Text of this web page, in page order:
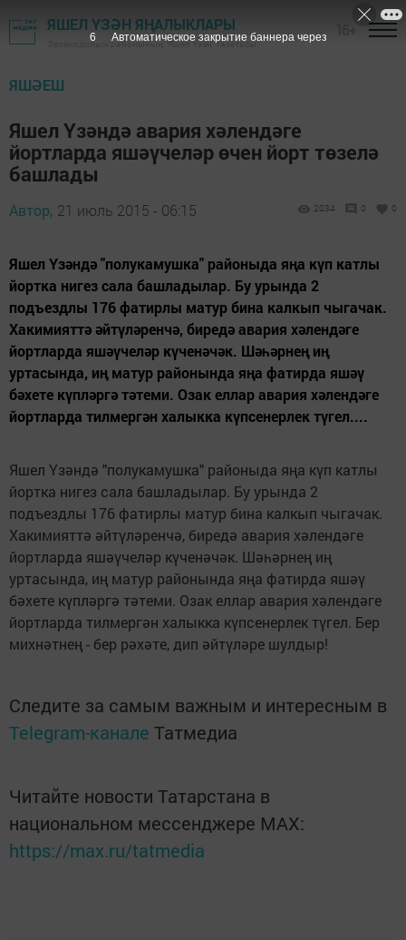
ЯШЕЛ ҮЗӘН ЯҢАЛЫКЛАРЫ
Зеленодольск районының "Яшел Үзән" газетасы
ЯШӘЕШ
Яшел Үзәндә авария хәлендәге
йортларда яшәүчеләр өчен йорт төзелә
башлады
Автор, 21 июль 2015 - 06:15 2034 0 0
Яшел Үзәндә "полукамушка" районыда яңа күп катлы
йортка нигез сала башладылар. Бу урында 2
подъездлы 176 фатирлы матур бина калкып чыгачак.
Хакимияттә әйтүләренчә, биредә авария хәлендәге
йортларда яшәүчеләр күченәчәк. Шәһәрнең иң
уртасында, иң матур районында яңа фатирда яшәү
бәхете күпләргә тәтеми. Озак еллар авария хәлендәге
йортларда тилмергән халыкка күпсенерлек түгел....
Яшел Үзәндә "полукамушка" районыда яңа күп катлы
йортка нигез сала башладылар. Бу урында 2
подъездлы 176 фатирлы матур бина калкып чыгачак.
Хакимияттә әйтүләренчә, биредә авария хәлендәге
йортларда яшәүчеләр күченәчәк. Шәһәрнең иң
уртасында, иң матур районында яңа фатирда яшәү
бәхете күпләргә тәтеми. Озак еллар авария хәлендәге
йортларда тилмергән халыкка күпсенерлек түгел. Бер
михнәтнең - бер рәхәте, дип әйтүләре шулдыр!
Следите за самым важным и интересным в
Telegram-канале Татмедиа
Читайте новости Татарстана в
национальном мессенджере MАХ:
https://max.ru/tatmedia
5 Автоматическое закрытие баннера через